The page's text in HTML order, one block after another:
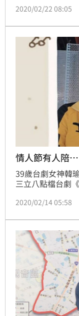
引爆愛情火花，
法，這就是工作
2020/02/22 08:05
情人節有人陪
39歲台劇女神韓
三立八點檔台劇
節，在IG寫下「
2020/02/14 05:58